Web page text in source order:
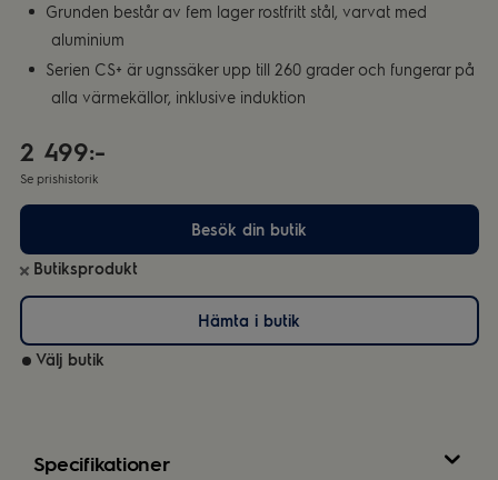
Grunden består av fem lager rostfritt stål, varvat med
aluminium
Serien CS+ är ugnssäker upp till 260 grader och fungerar på
alla värmekällor, inklusive induktion
2 499:-
Se prishistorik
Besök din butik
Butiksprodukt
Hämta i butik
Välj butik
Specifikationer